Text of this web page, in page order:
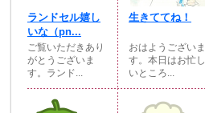
ランドセル嬉し
いな（pn...
ご覧いただきあり
がとうございま
す。ランド...
生きててね！
おはようございま
す。本日はお忙し
いところ...